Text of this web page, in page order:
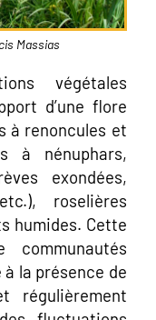
Massias
végétales
d’une flore
à renoncules et
à nénuphars,
exondées,
roselières
humides. Cette
communautés
la présence de
régulièrement